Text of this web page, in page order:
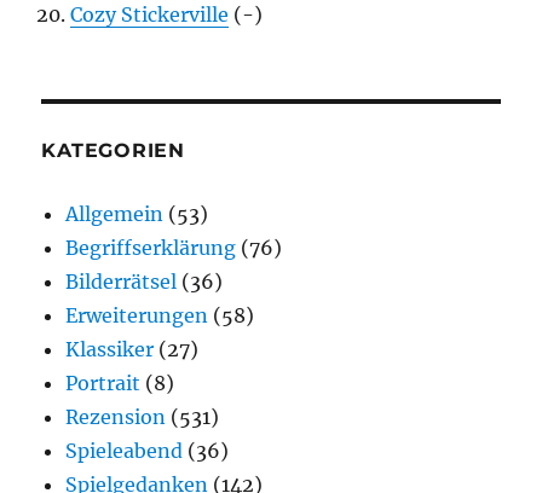
Cozy Stickerville (-)
KATEGORIEN
Allgemein (53)
Begriffserklärung (76)
Bilderrätsel (36)
Erweiterungen (58)
Klassiker (27)
Portrait (8)
Rezension (531)
Spieleabend (36)
Spielgedanken (142)